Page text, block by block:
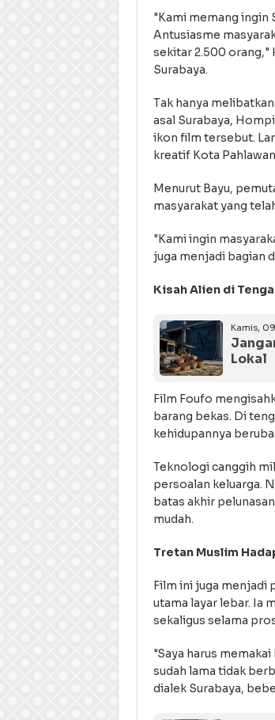
"Kami memang ingin
Antusiasme
sekitar 2.500 orang,"
Surabaya.
Tak hanya
asal Surabaya,
ikon film tersebut.
kreatif Kota
Menurut Bayu,
masyarakat yang
"Kami ingin
juga menjadi bagian
Kisah Alien di
Kamis,
Lokal
Film Foufo
barang bekas. Di
kehidupannya
Teknologi canggih
persoalan keluarga.
batas akhir
mudah.
Tretan Muslim
Film ini juga menjadi
utama layar lebar. Ia
sekaligus selama
"Saya harus
sudah lama tidak
dialek Surabaya,